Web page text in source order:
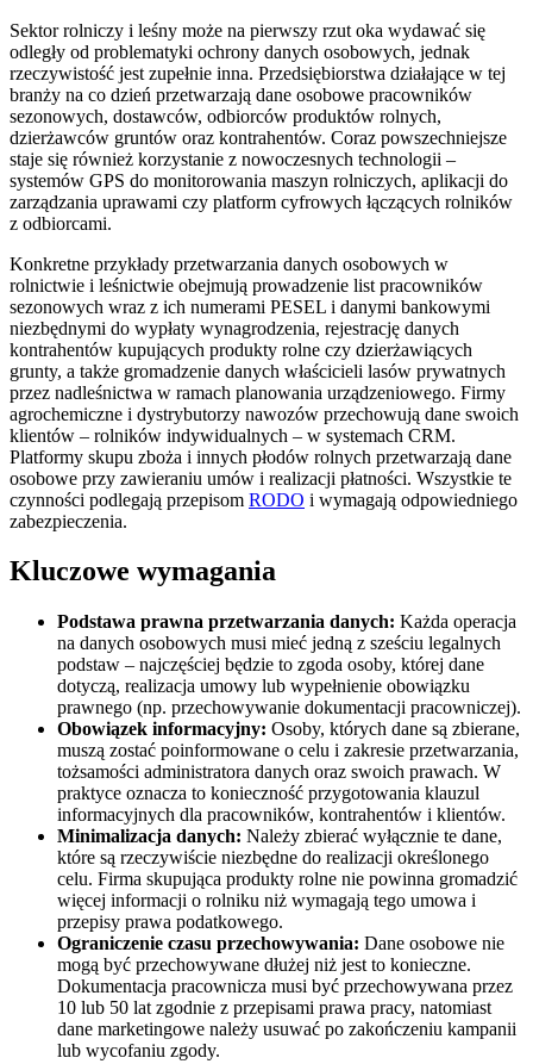
Sektor rolniczy i leśny może na pierwszy rzut oka wydawać się
odległy od problematyki ochrony danych osobowych, jednak
rzeczywistość jest zupełnie inna. Przedsiębiorstwa działające w tej
branży na co dzień przetwarzają dane osobowe pracowników
sezonowych, dostawców, odbiorców produktów rolnych,
dzierżawców gruntów oraz kontrahentów. Coraz powszechniejsze
staje się również korzystanie z nowoczesnych technologii –
systemów GPS do monitorowania maszyn rolniczych, aplikacji do
zarządzania uprawami czy platform cyfrowych łączących rolników
z odbiorcami.
Konkretne przykłady przetwarzania danych osobowych w
rolnictwie i leśnictwie obejmują prowadzenie list pracowników
sezonowych wraz z ich numerami PESEL i danymi bankowymi
niezbędnymi do wypłaty wynagrodzenia, rejestrację danych
kontrahentów kupujących produkty rolne czy dzierżawiących
grunty, a także gromadzenie danych właścicieli lasów prywatnych
przez nadleśnictwa w ramach planowania urządzeniowego. Firmy
agrochemiczne i dystrybutorzy nawozów przechowują dane swoich
klientów – rolników indywidualnych – w systemach CRM.
Platformy skupu zboża i innych płodów rolnych przetwarzają dane
osobowe przy zawieraniu umów i realizacji płatności. Wszystkie te
czynności podlegają przepisom RODO i wymagają odpowiedniego
zabezpieczenia.
Kluczowe wymagania
Podstawa prawna przetwarzania danych: Każda operacja
na danych osobowych musi mieć jedną z sześciu legalnych
podstaw – najczęściej będzie to zgoda osoby, której dane
dotyczą, realizacja umowy lub wypełnienie obowiązku
prawnego (np. przechowywanie dokumentacji pracowniczej).
Obowiązek informacyjny: Osoby, których dane są zbierane,
muszą zostać poinformowane o celu i zakresie przetwarzania,
tożsamości administratora danych oraz swoich prawach. W
praktyce oznacza to konieczność przygotowania klauzul
informacyjnych dla pracowników, kontrahentów i klientów.
Minimalizacja danych: Należy zbierać wyłącznie te dane,
które są rzeczywiście niezbędne do realizacji określonego
celu. Firma skupująca produkty rolne nie powinna gromadzić
więcej informacji o rolniku niż wymagają tego umowa i
przepisy prawa podatkowego.
Ograniczenie czasu przechowywania: Dane osobowe nie
mogą być przechowywane dłużej niż jest to konieczne.
Dokumentacja pracownicza musi być przechowywana przez
10 lub 50 lat zgodnie z przepisami prawa pracy, natomiast
dane marketingowe należy usuwać po zakończeniu kampanii
lub wycofaniu zgody.